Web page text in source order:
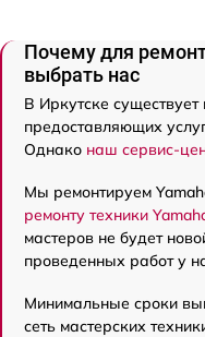
Почему для
выбрать нас
В Иркутске
предоставляющих
Однако наш сервис-
Мы ремонтируем
ремонту техники
мастеров не будет
проведенных работ у
Минимальные сроки
сеть мастерских